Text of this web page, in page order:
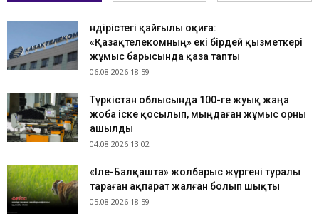
Өндірістегі қайғылы оқиға:
«Қазақтелекомның» екі бірдей қызметкері
жұмыс барысында қаза тапты
06.08.2026 18:59
Түркістан облысында 100-ге жуық жаңа
жоба іске қосылып, мыңдаған жұмыс орны
ашылды
04.08.2026 13:02
«Іле-Балқашта» жолбарыс жүргені туралы
тараған ақпарат жалған болып шықты
05.08.2026 18:59